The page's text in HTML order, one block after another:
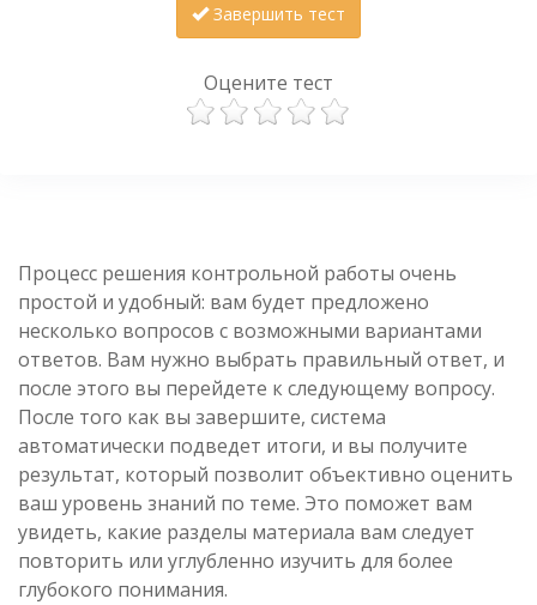
Завершить тест
Оцените тест
Процесс решения контрольной работы очень
простой и удобный: вам будет предложено
несколько вопросов с возможными вариантами
ответов. Вам нужно выбрать правильный ответ, и
после этого вы перейдете к следующему вопросу.
После того как вы завершите, система
автоматически подведет итоги, и вы получите
результат, который позволит объективно оценить
ваш уровень знаний по теме. Это поможет вам
увидеть, какие разделы материала вам следует
повторить или углубленно изучить для более
глубокого понимания.